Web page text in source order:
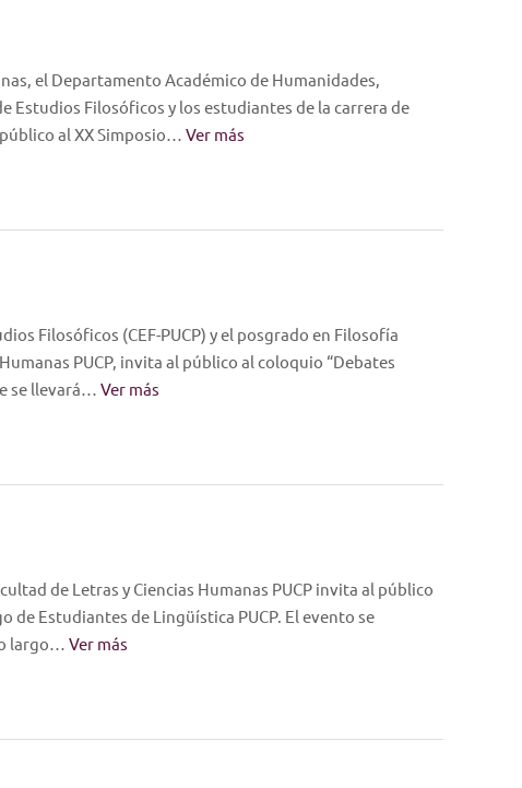
el Departamento Académico de Humanidades,
Estudios Filosóficos y los estudiantes de la carrera de
al XX Simposio… Ver más
Filosóficos (CEF-PUCP) y el posgrado en Filosofía
PUCP, invita al público al coloquio “Debates
se llevará… Ver más
de Letras y Ciencias Humanas PUCP invita al público
de Estudiantes de Lingüística PUCP. El evento se
largo… Ver más